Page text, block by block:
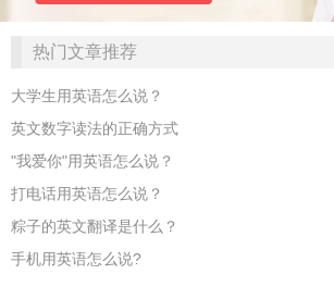
热门文章推荐
大学生用英语怎么说？
英文数字读法的正确方式
"我爱你"用英语怎么说？
打电话用英语怎么说？
粽子的英文翻译是什么？
手机用英语怎么说?